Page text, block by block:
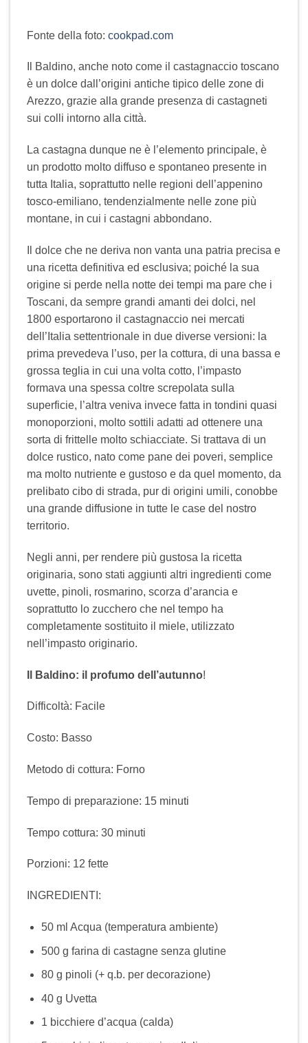
Fonte della foto: cookpad.com
Il Baldino, anche noto come il castagnaccio toscano
è un dolce dall’origini antiche tipico delle zone di
Arezzo, grazie alla grande presenza di castagneti
sui colli intorno alla città.
La castagna dunque ne è l’elemento principale, è
un prodotto molto diffuso e spontaneo presente in
tutta Italia, soprattutto nelle regioni dell’appenino
tosco-emiliano, tendenzialmente nelle zone più
montane, in cui i castagni abbondano.
Il dolce che ne deriva non vanta una patria precisa e
una ricetta definitiva ed esclusiva; poiché la sua
origine si perde nella notte dei tempi ma pare che i
Toscani, da sempre grandi amanti dei dolci, nel
1800 esportarono il castagnaccio nei mercati
dell’Italia settentrionale in due diverse versioni: la
prima prevedeva l’uso, per la cottura, di una bassa e
grossa teglia in cui una volta cotto, l’impasto
formava una spessa coltre screpolata sulla
superficie, l’altra veniva invece fatta in tondini quasi
monoporzioni, molto sottili adatti ad ottenere una
sorta di frittelle molto schiacciate. Si trattava di un
dolce rustico, nato come pane dei poveri, semplice
ma molto nutriente e gustoso e da quel momento, da
prelibato cibo di strada, pur di origini umili, conobbe
una grande diffusione in tutte le case del nostro
territorio.
Negli anni, per rendere più gustosa la ricetta
originaria, sono stati aggiunti altri ingredienti come
uvette, pinoli, rosmarino, scorza d’arancia e
soprattutto lo zucchero che nel tempo ha
completamente sostituito il miele, utilizzato
nell’impasto originario.
Il Baldino: il profumo dell’autunno!
Difficoltà: Facile
Costo: Basso
Metodo di cottura: Forno
Tempo di preparazione: 15 minuti
Tempo cottura: 30 minuti
Porzioni: 12 fette
INGREDIENTI:
50 ml Acqua (temperatura ambiente)
500 g farina di castagne senza glutine
80 g pinoli (+ q.b. per decorazione)
40 g Uvetta
1 bicchiere d’acqua (calda)